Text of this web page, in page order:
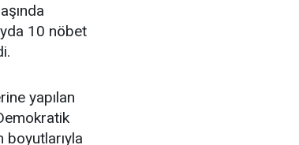
10 nöbet
yapılan
boyutlarıyla